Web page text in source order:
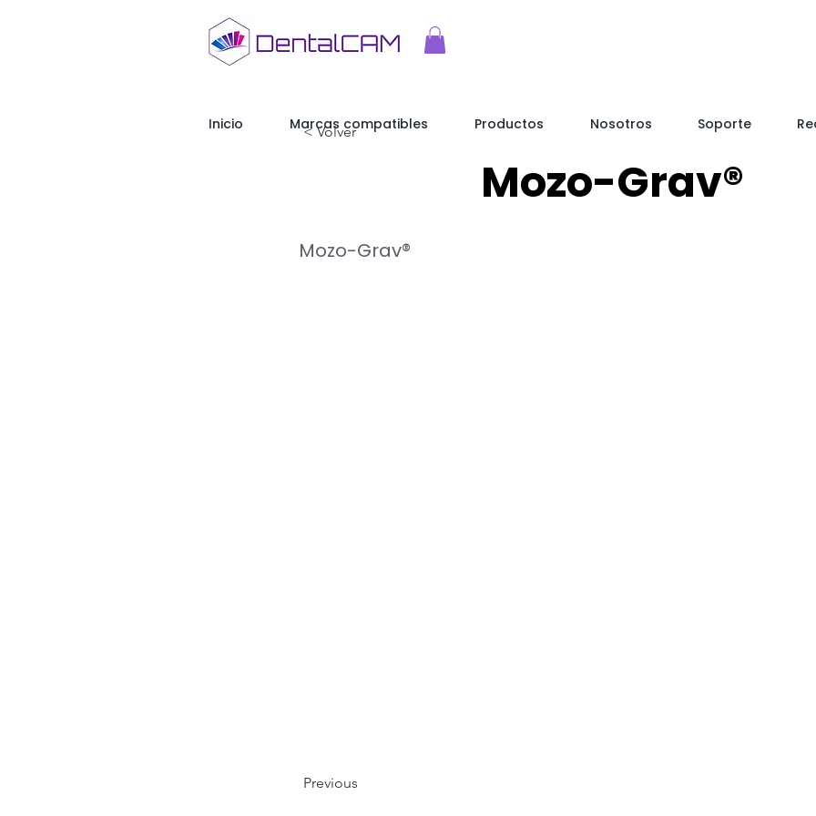
< Volver
Mozo-Grav®
Mozo-Grav®
Previous
Inicio Marcas compatibles Productos Nosotros Soporte